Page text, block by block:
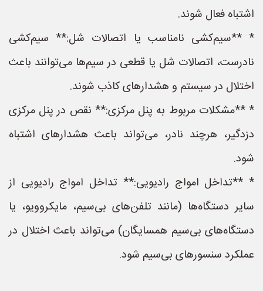
اشتباه فعال شوند.
* **سیم‌کشی نامناسب یا اتصالات شل:** سیم‌کشی
نادرست، اتصالات شل یا قطعی در سیم‌ها می‌توانند باعث
اختلال در سیستم و هشدارهای کاذب شوند.
* **مشکلات مربوط به پنل مرکزی:** نقص در پنل مرکزی
دزدگیر، هرچند نادر، می‌تواند باعث هشدارهای اشتباه
شود.
* **تداخل امواج رادیویی:** تداخل امواج رادیویی از
سایر دستگاه‌ها (مانند تلفن‌های بی‌سیم، مایکروویو، یا
دستگاه‌های بی‌سیم همسایگان) می‌تواند باعث اختلال در
عملکرد سنسورهای بی‌سیم شود.